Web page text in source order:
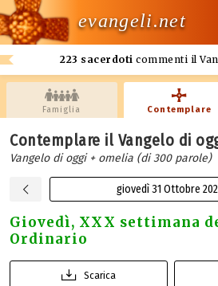
evangeli.net
223 sacerdoti commenti il
Famiglia Contemplare
Contemplare il Vangelo di
Vangelo di oggi + omelia (di 300 parole)
giovedì 31 Ottobre
Giovedì, XXX settimana
Ordinario
Scarica